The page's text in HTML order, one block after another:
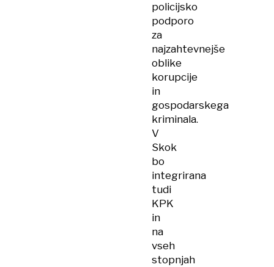
policijsko
podporo
za
najzahtevnejše
oblike
korupcije
in
gospodarskega
kriminala.
V
Skok
bo
integrirana
tudi
KPK
in
na
vseh
stopnjah